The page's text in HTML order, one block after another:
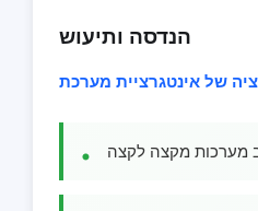
הנדסה ותיעוש
של אינטגרציית מערכת
מערכות מקצה לקצה